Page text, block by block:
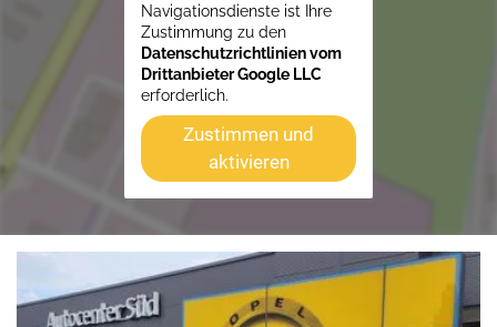
Navigationsdienste ist Ihre
Zustimmung zu den
Datenschutzrichtlinien vom
Drittanbieter Google LLC
erforderlich.
Zustimmen und
aktivieren